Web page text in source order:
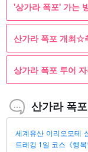
'상가라 폭포' 가는
산가라 폭포 개최☆
상가라 폭포 투어
산가라 폭
세계유산 이리오모테
트레킹 1일 코스《행